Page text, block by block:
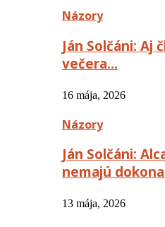
Názory
Ján Solčáni: Aj
večera…
16 mája, 2026
Názory
Ján Solčáni:
nemajú
13 mája, 2026